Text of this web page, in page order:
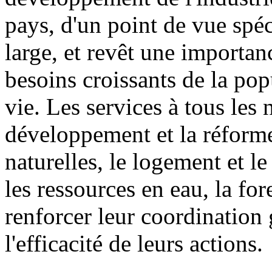
pays, d'un point de vue
large, et revêt une
besoins croissants de la
vie. Les services à tous les
développement et la
naturelles, le logement et
les ressources en eau, la
renforcer leur coordination
l'efficacité de leurs actions.